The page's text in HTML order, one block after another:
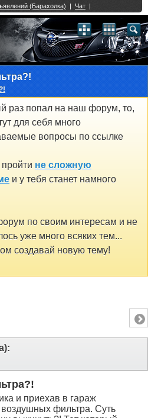
раз попал на наш форум, то,
для себя много
вопросы по ссылке
не сложную
и у тебя станет намного
по своим интересам и не
уже много всяких тем...
создавай новую тему!
и приехав в гараж
фильтра. Суть
provided byvBSSO
15 16 17 18 21 22 23 24 25 26
34 35 36 37 38 39 40 41 42 43